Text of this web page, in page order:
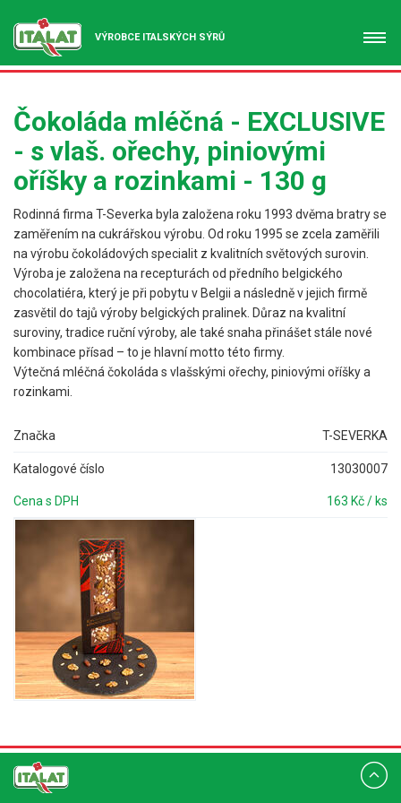
VÝROBCE ITALSKÝCH SÝRŮ
Čokoláda mléčná - EXCLUSIVE
- s vlaš. ořechy, piniovými
oříšky a rozinkami - 130 g
Rodinná firma T-Severka byla založena roku 1993 dvěma bratry se
zaměřením na cukrářskou výrobu. Od roku 1995 se zcela zaměřili
na výrobu čokoládových specialit z kvalitních světových surovin.
Výroba je založena na recepturách od předního belgického
chocolatiéra, který je při pobytu v Belgii a následně v jejich firmě
zasvětil do tajů výroby belgických pralinek. Důraz na kvalitní
suroviny, tradice ruční výroby, ale také snaha přinášet stále nové
kombinace přísad – to je hlavní motto této firmy.
Výtečná mléčná čokoláda s vlašskými ořechy, piniovými oříšky a
rozinkami.
Značka T-SEVERKA
Katalogové číslo 13030007
Cena s DPH 163 Kč / ks